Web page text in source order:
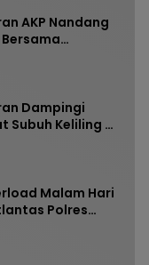
AKP Nandang
Bersama
Ruko
Dampingi
Subuh Keliling di
Pererat
Malam Hari
Polres
Keselamatan